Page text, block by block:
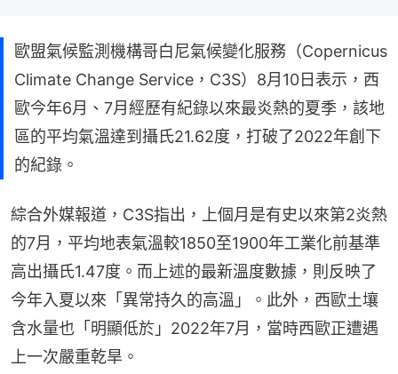
歐盟氣候監測機構哥白尼氣候變化服務（Copernicus
Climate Change Service，C3S）8月10日表示，西
歐今年6月、7月經歷有紀錄以來最炎熱的夏季，該地
區的平均氣溫達到攝氏21.62度，打破了2022年創下
的紀錄。
綜合外媒報道，C3S指出，上個月是有史以來第2炎熱
的7月，平均地表氣溫較1850至1900年工業化前基準
高出攝氏1.47度。而上述的最新溫度數據，則反映了
今年入夏以來「異常持久的高溫」。此外，西歐土壤
含水量也「明顯低於」2022年7月，當時西歐正遭遇
上一次嚴重乾旱。